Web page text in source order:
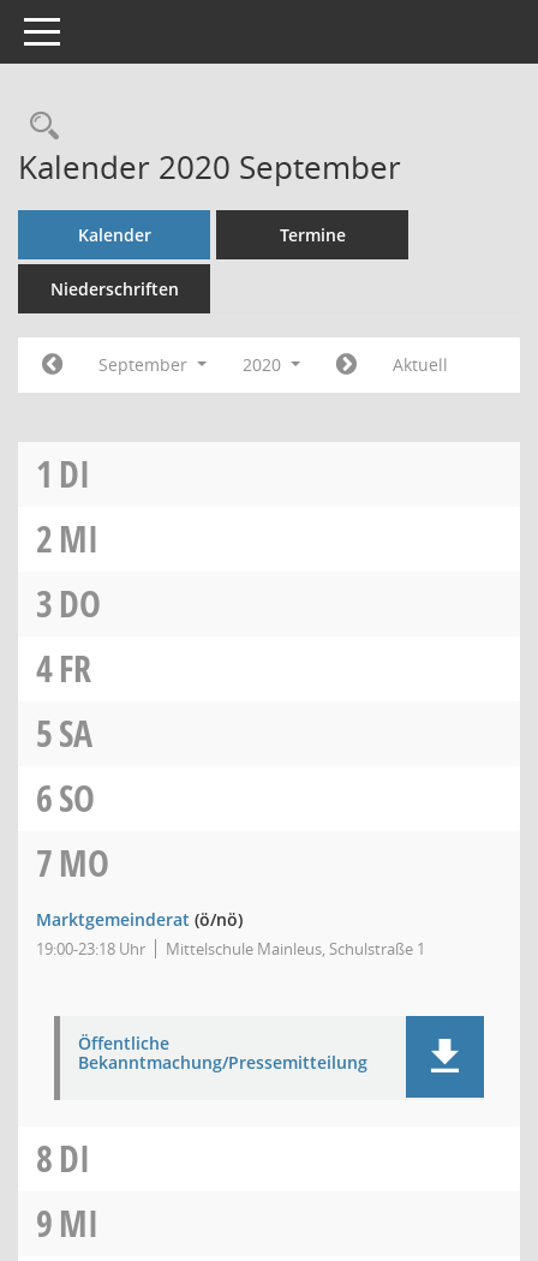
Toggle navigation
Rechercheauswahl
Kalender 2020 September
Kalender Termine
Niederschriften
September 2020 Aktuell
1 DI
2MI
3DO
4FR
5SA
6SO
7MO
Marktgemeinderat (ö/nö)
19:00-23:18 Uhr Mittelschule Mainleus, Schulstraße 1
Öffentliche
Bekanntmachung/Pressemitteilung
8DI
9MI